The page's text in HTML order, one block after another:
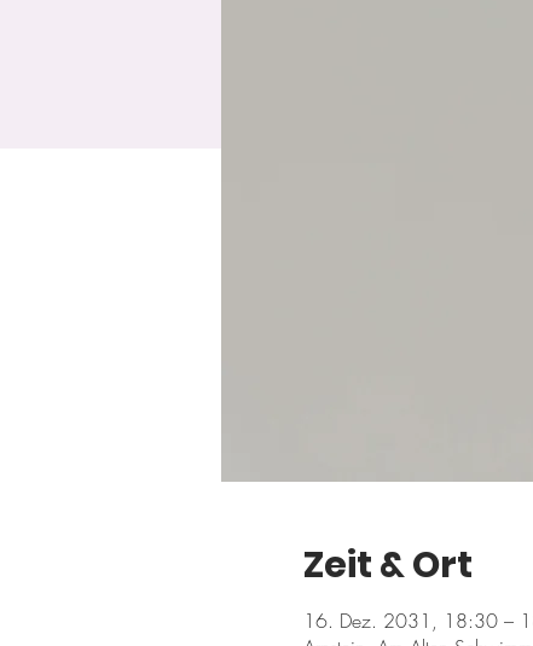
Zeit & Ort
16. Dez. 2031, 18:30 –